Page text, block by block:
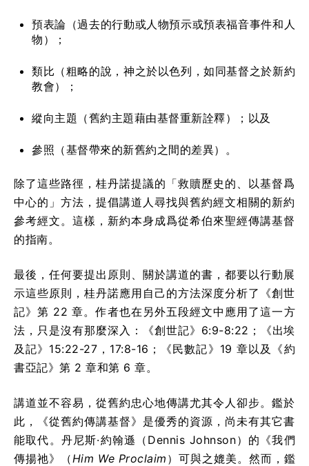
預表論（過去的行動或人物預示或預表福音事件和人
物）；
類比（粗略的說，神之於以色列，如同基督之於新約
教會）；
縱向主題（舊約主題藉由基督重新詮釋）；以及
參照（基督帶來的新舊約之間的差異）。
除了這些路徑，桂丹諾提議的「救贖歷史的、以基督爲
中心的」方法，提倡講道人尋找與舊約經文相關的新約
參考經文。這樣，新約本身成爲從希伯來聖經傳講基督
的指南。
最後，任何要提出原則、關於講道的書，都要以行動展
示這些原則，桂丹諾應用自己的方法深度分析了《創世
記》第 22 章。作者也在另外五段經文中應用了這一方
法，只是沒有那麼深入：《創世記》6:9-8:22；《出埃
及記》15:22-27，17:8-16；《民數記》19 章以及《約
書亞記》第 2 章和第 6 章。
講道並不容易，從舊約忠心地傳講尤其令人卻步。鑑於
此，《從舊約傳講基督》是優秀的資源，尚未有其它書
能取代。丹尼斯·約翰遜（Dennis Johnson）的《我們
傳揚祂》（ Him We Proclaim ）可與之媲美。然而，鑑